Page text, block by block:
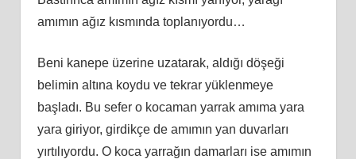
amımın ağız kısmında toplanıyordu…
Beni kanepe üzerine uzatarak, aldığı döşeği
belimin altına koydu ve tekrar yüklenmeye
başladı. Bu sefer o kocaman yarrak amıma yara
yara giriyor, girdikçe de amımın yan duvarları
yırtılıyordu. O koca yarrağın damarları ise amımın